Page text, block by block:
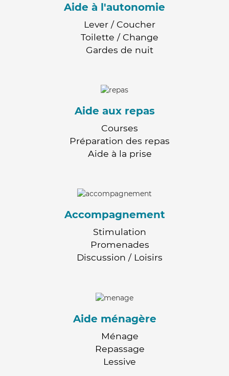
Aide à l'autonomie
Lever / Coucher
Toilette / Change
Gardes de nuit
Aide aux repas
Courses
Préparation des repas
Aide à la prise
Accompagnement
Stimulation
Promenades
Discussion / Loisirs
Aide ménagère
Ménage
Repassage
Lessive